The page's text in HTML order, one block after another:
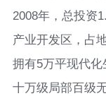
2008年，总投资
产业开发区，占
拥有5万平现代化
十万级局部百级